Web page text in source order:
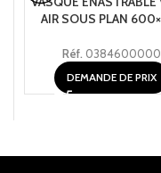
AIR SOUS PLAN
Réf. 0384600000
DEMANDE DE PRIX